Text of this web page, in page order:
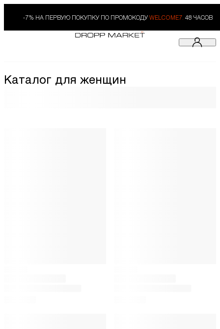
-7% НА ПЕРВУЮ ПОКУПКУ ПО ПРОМОКОДУ WELCOME7. 48 ЧАСОВ
Каталог для женщин